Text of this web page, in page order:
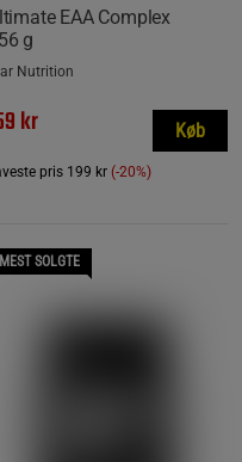
EAA Complex
g
Nutrition
kr
pris 199 kr (-20%)
Køb
MEST SOLGTE